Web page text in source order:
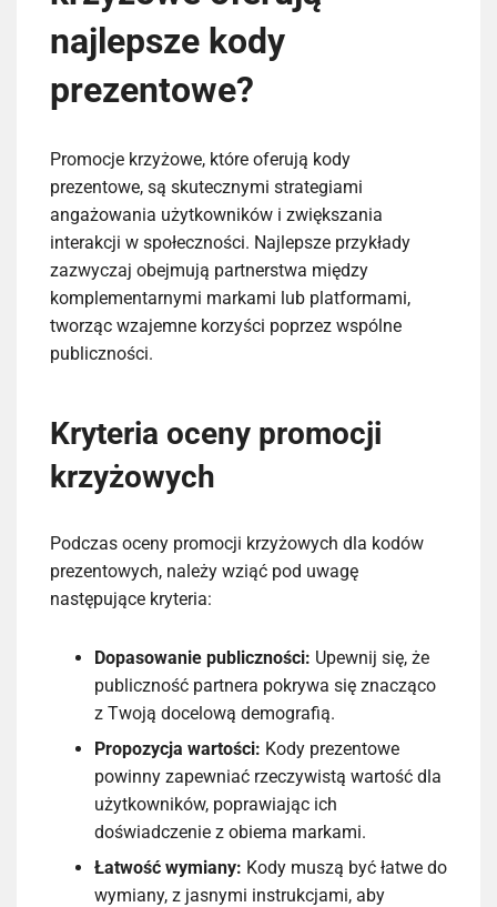
najlepsze kody
prezentowe?
Promocje krzyżowe, które oferują kody
prezentowe, są skutecznymi strategiami
angażowania użytkowników i zwiększania
interakcji w społeczności. Najlepsze przykłady
zazwyczaj obejmują partnerstwa między
komplementarnymi markami lub platformami,
tworząc wzajemne korzyści poprzez wspólne
publiczności.
Kryteria oceny promocji
krzyżowych
Podczas oceny promocji krzyżowych dla kodów
prezentowych, należy wziąć pod uwagę
następujące kryteria:
Dopasowanie publiczności: Upewnij się, że
publiczność partnera pokrywa się znacząco
z Twoją docelową demografią.
Propozycja wartości: Kody prezentowe
powinny zapewniać rzeczywistą wartość dla
użytkowników, poprawiając ich
doświadczenie z obiema markami.
Łatwość wymiany: Kody muszą być łatwe do
wymiany, z jasnymi instrukcjami, aby